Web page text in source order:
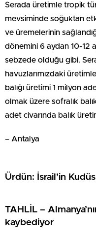
Serada üretimle tropik tür
mevsiminde soğuktan
ve üremelerinin
dönemini 6 aydan 10-12
sebzede olduğu gibi.
havuzlarımızdaki
balığı üretimi 1 milyon
olmak üzere sofralık
adet civarında balık
– Antalya
Ürdün: İsrail’in
TAHLİL –
kaybediyor